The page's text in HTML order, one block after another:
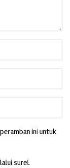
ini untuk
surel.